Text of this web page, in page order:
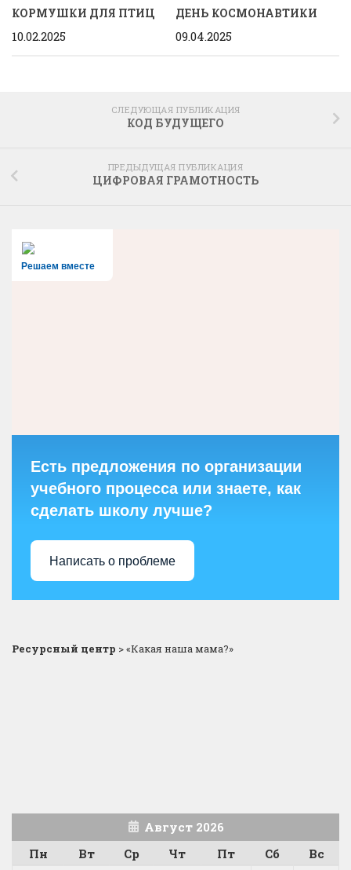
КОРМУШКИ ДЛЯ ПТИЦ
10.02.2025
ДЕНЬ КОСМОНАВТИКИ
09.04.2025
СЛЕДУЮЩАЯ ПУБЛИКАЦИЯ
КОД БУДУЩЕГО
ПРЕДЫДУЩАЯ ПУБЛИКАЦИЯ
ЦИФРОВАЯ ГРАМОТНОСТЬ
Решаем вместе
Есть предложения по организации
учебного процесса или знаете, как
сделать школу лучше?
Написать о проблеме
Ресурсный центр >«Какая наша мама?»
Август 2026
Пн
Вт Ср Чт Пт Сб
Вс